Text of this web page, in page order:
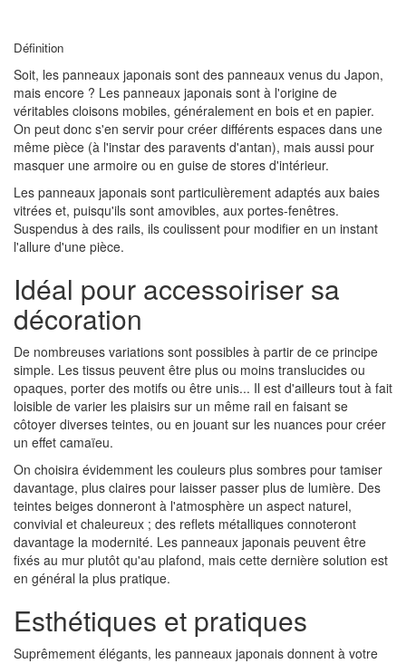
Définition
Soit, les panneaux japonais sont des panneaux venus du Japon,
mais encore ? Les panneaux japonais sont à l'origine de
véritables cloisons mobiles, généralement en bois et en papier.
On peut donc s'en servir pour créer différents espaces dans une
même pièce (à l'instar des paravents d'antan), mais aussi pour
masquer une armoire ou en guise de stores d'intérieur.
Les panneaux japonais sont particulièrement adaptés aux baies
vitrées et, puisqu'ils sont amovibles, aux portes-fenêtres.
Suspendus à des rails, ils coulissent pour modifier en un instant
l'allure d'une pièce.
Idéal pour accessoiriser sa
décoration
De nombreuses variations sont possibles à partir de ce principe
simple. Les tissus peuvent être plus ou moins translucides ou
opaques, porter des motifs ou être unis... Il est d'ailleurs tout à fait
loisible de varier les plaisirs sur un même rail en faisant se
côtoyer diverses teintes, ou en jouant sur les nuances pour créer
un effet camaïeu.
On choisira évidemment les couleurs plus sombres pour tamiser
davantage, plus claires pour laisser passer plus de lumière. Des
teintes beiges donneront à l'atmosphère un aspect naturel,
convivial et chaleureux ; des reflets métalliques connoteront
davantage la modernité. Les panneaux japonais peuvent être
fixés au mur plutôt qu'au plafond, mais cette dernière solution est
en général la plus pratique.
Esthétiques et pratiques
Suprêmement élégants, les panneaux japonais donnent à votre